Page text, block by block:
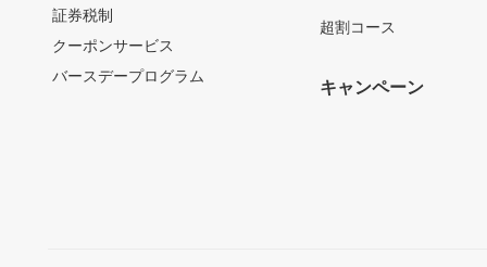
証券税制
クーポンサービス
バースデープログラム
超割コース
キャンペーン